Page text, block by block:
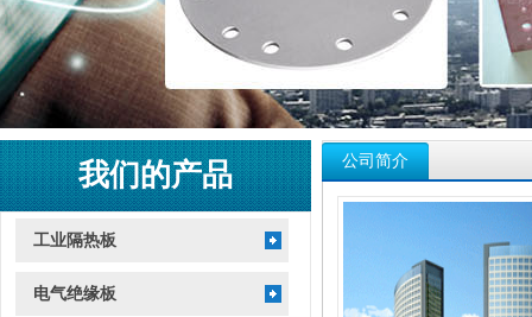
我们的产品
工业隔热板
电气绝缘板
公司简介